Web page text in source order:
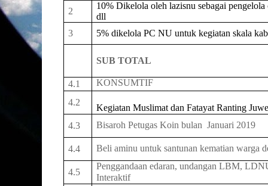
2
10% Dikelola oleh lazisnu sebagai pengelola
dll
3
5% dikelola PC NU untuk kegiatan skala
SUBTOTAL
4.1
KONSUMTIF
4.2
Kegiatan Muslimat dan Fatayat Ranting
4.3 Bisaroh Petugas Koin bulan Januari 2019
4.4 Beli aminu untuk santunan kematian warga
4.5
Penggandaanedaran,undangan LBM,
Interaktif